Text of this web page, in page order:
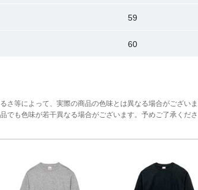
59
60
等によって、実際の商品の色味とは異なる場合がございま
も色味が若干異なる場合がございます。予めご了承くださ